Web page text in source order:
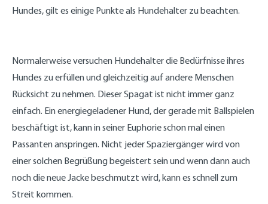
Hundes, gilt es einige Punkte als Hundehalter zu beachten.
Normalerweise versuchen Hundehalter die Bedürfnisse ihres
Hundes zu erfüllen und gleichzeitig auf andere Menschen
Rücksicht zu nehmen. Dieser Spagat ist nicht immer ganz
einfach. Ein energiegeladener Hund, der gerade mit Ballspielen
beschäftigt ist, kann in seiner Euphorie schon mal einen
Passanten anspringen. Nicht jeder Spaziergänger wird von
einer solchen Begrüßung begeistert sein und wenn dann auch
noch die neue Jacke beschmutzt wird, kann es schnell zum
Streit kommen.